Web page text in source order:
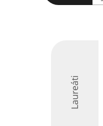
Laureáti